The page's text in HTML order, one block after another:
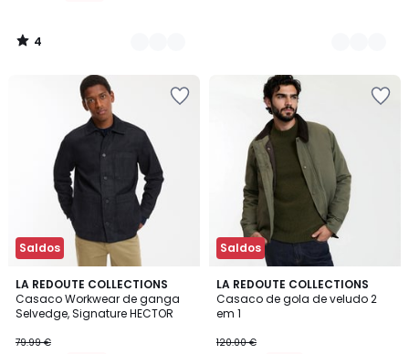
4
/
Saldos
LA REDOUTE COLLECTIONS
Casaco Workwear de ganga
Selvedge, Signature HECTOR
79.99 €
4,7
/ 5
Saldos
LA REDOUTE COLLECTIONS
Casaco de gola de veludo 2
em 1
120.00 €